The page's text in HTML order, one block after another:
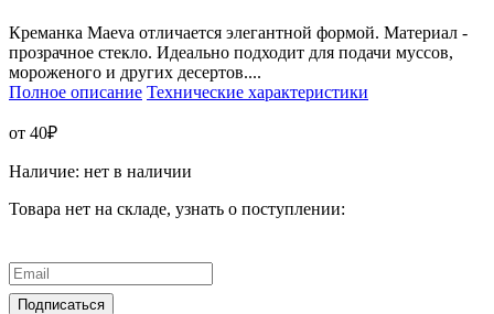
Креманка Maeva отличается элегантной формой. Материал -
прозрачное стекло. Идеально подходит для подачи муссов,
мороженого и других десертов....
Полное описание Технические характеристики
от 40₽
Наличие: нет в наличии
Товара нет на складе, узнать о поступлении: